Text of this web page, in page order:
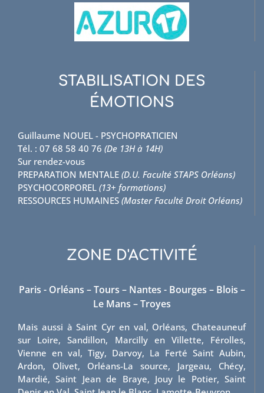
STABILISATION DES
ÉMOTIONS
Guillaume NOUEL - PSYCHOPRATICIEN
Tél. : 07 68 58 40 76 (De 13H à 14H)
Sur rendez-vous
PREPARATION MENTALE (D.U. Faculté STAPS Orléans)
PSYCHOCORPOREL (13+ formations)
RESSOURCES HUMAINES (Master Faculté Droit Orléans)
ZONE D'ACTIVITÉ
Paris - Orléans – Tours – Nantes - Bourges – Blois –
Le Mans – Troyes
Mais aussi à Saint Cyr en val, Orléans, Chateauneuf
sur Loire, Sandillon, Marcilly en Villette, Férolles,
Vienne en val, Tigy, Darvoy, La Ferté Saint Aubin,
Ardon, Olivet, Orléans-La source, Jargeau, Chécy,
Mardié, Saint Jean de Braye, Jouy le Potier, Saint